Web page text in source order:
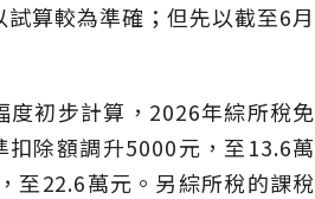
算較為準確；但先以截至6月
初步計算，2026年綜所稅免
除額調升5000元，至13.6萬
至22.6萬元。另綜所稅的課稅